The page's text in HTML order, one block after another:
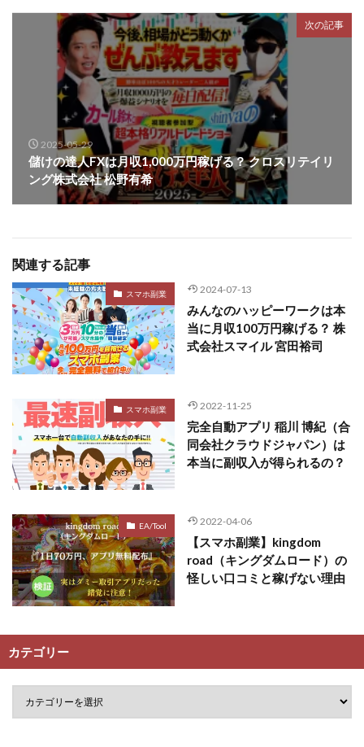
次の記事
2025-05-29
儲けの達人FXは月収1,000万円稼げる？ クロスリテイリ
ング株式会社 松野有希
関連する記事
スマホ副業 2024-07-13
みんなのハッピーワークは本
当に月収100万円稼げる？ 株
式会社スマイル 宮田裕司
スマホ副業 2022-11-25
完全自動アプリ 稲川 博紀（合
同会社クラウドジャパン）は
本当に副収入が得られるの？
EA/Tool 2022-04-06
【スマホ副業】kingdom
road（キングダムロード）の
怪しい口コミと稼げない理由
カテゴリー